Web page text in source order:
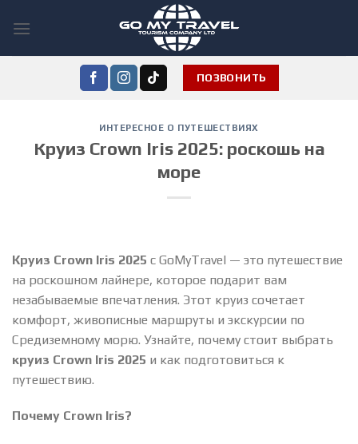
ПОЗВОНИТЬ
ИНТЕРЕСНОЕ О ПУТЕШЕСТВИЯХ
Круиз Crown Iris 2025: роскошь на
море
Круиз Crown Iris 2025 с GoMyTravel — это путешествие
на роскошном лайнере, которое подарит вам
незабываемые впечатления. Этот круиз сочетает
комфорт, живописные маршруты и экскурсии по
Средиземному морю. Узнайте, почему стоит выбрать
круиз Crown Iris 2025 и как подготовиться к
путешествию.
Почему Crown Iris?